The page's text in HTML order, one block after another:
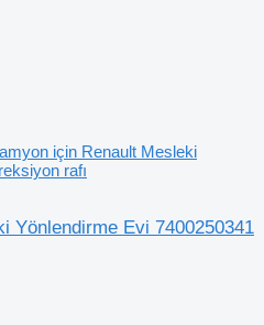
için Renault Mesleki
rafı
Yönlendirme Evi 7400250341